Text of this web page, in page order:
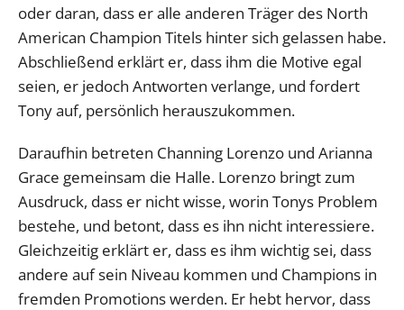
oder daran, dass er alle anderen Träger des North
American Champion Titels hinter sich gelassen habe.
Abschließend erklärt er, dass ihm die Motive egal
seien, er jedoch Antworten verlange, und fordert
Tony auf, persönlich herauszukommen.
Daraufhin betreten Channing Lorenzo und Arianna
Grace gemeinsam die Halle. Lorenzo bringt zum
Ausdruck, dass er nicht wisse, worin Tonys Problem
bestehe, und betont, dass es ihn nicht interessiere.
Gleichzeitig erklärt er, dass es ihm wichtig sei, dass
andere auf sein Niveau kommen und Champions in
fremden Promotions werden. Er hebt hervor, dass